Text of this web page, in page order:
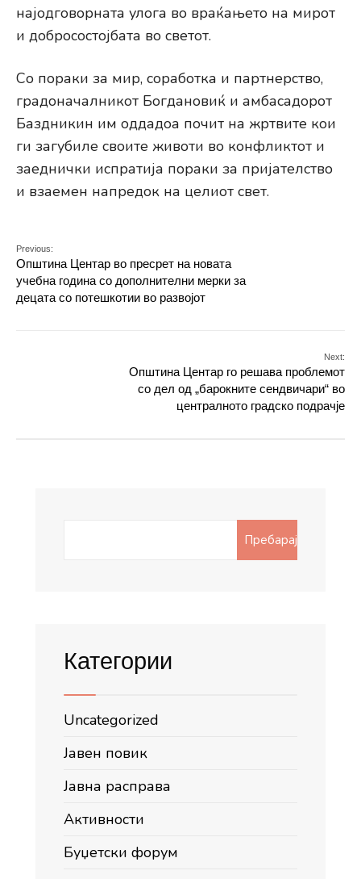
најодговорната улога во враќањето на мирот
и добросостојбата во светот.
Со пораки за мир, соработка и партнерство,
градоначалникот Богдановиќ и амбасадорот
Баздникин им оддадоа почит на жртвите кои
ги загубиле своите животи во конфликтот и
заеднички испратија пораки за пријателство
и взаемен напредок на целиот свет.
Previous:
Општина Центар во пресрет на новата
учебна година со дополнителни мерки за
децата со потешкотии во развојот
Next:
Општина Центар го решава проблемот
со дел од „барокните сендвичари“ во
централното градско подрачје
Пребарај
Категории
Uncategorized
Јавен повик
Јавна расправа
Активности
Буџетски форум